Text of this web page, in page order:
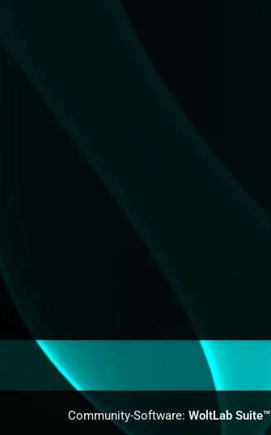
Community-Software: WoltLab Suite™